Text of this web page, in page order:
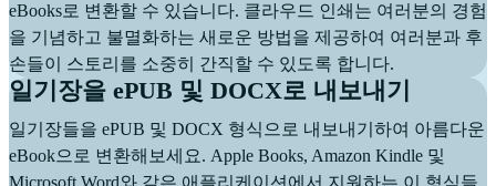
eBooks로 변환할 수 있습니다. 클라우드 인쇄는 여러분의 경험
을 기념하고 불멸화하는 새로운 방법을 제공하여 여러분과 후
손들이 스토리를 소중히 간직할 수 있도록 합니다.
일기장을 ePUB 및 DOCX로 내보내기
일기장들을 ePUB 및 DOCX 형식으로 내보내기하여 아름다운
eBook으로 변환해보세요. Apple Books, Amazon Kindle 및
Microsoft Word와 같은 애플리케이션에서 지원하는 이 형식들